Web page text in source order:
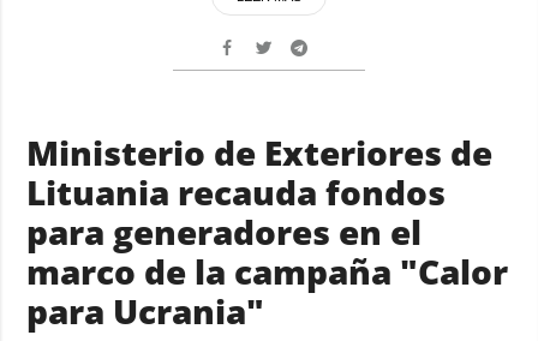
Ministerio de Exteriores de
Lituania recauda fondos
para generadores en el
marco de la campaña "Calor
para Ucrania"